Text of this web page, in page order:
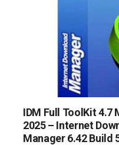
IDM Full ToolKit 4.7
2025 – Internet
Manager 6.42 Build